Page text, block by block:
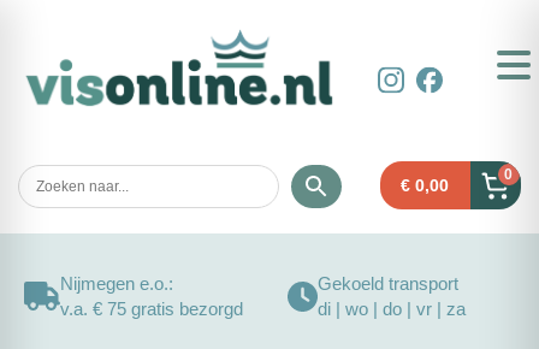
€ 0,00
0
Nijmegen e.o.:
v.a. € 75 gratis bezorgd
Gekoeld transport
di | wo | do | vr | za